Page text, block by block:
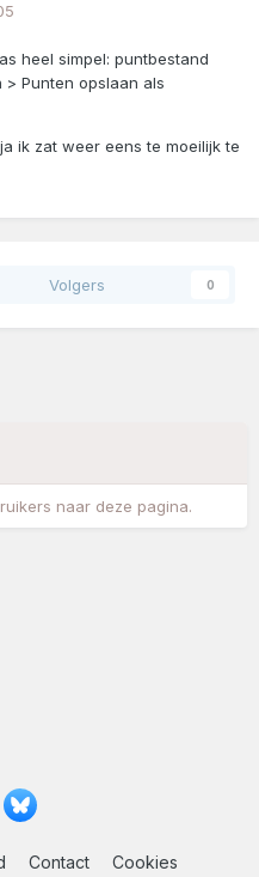
heel simpel: puntbestand
Punten opslaan als
ik zat weer eens te moeilijk te
Volgers 0
naar deze pagina.
Contact Cookies